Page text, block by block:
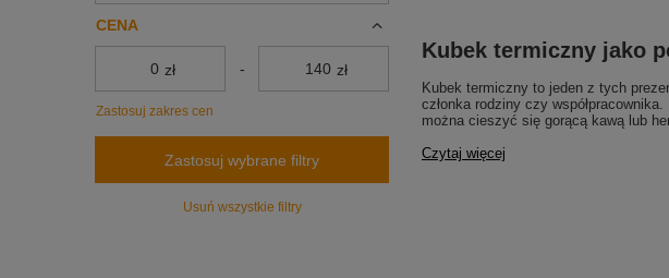
CENA
zł - zł
Zastosuj zakres cen
Zastosuj wybrane filtry
Usuń wszystkie filtry
Kubek termiczny jako
Kubek termiczny to jeden z tych
członka rodziny czy
można cieszyć się gorącą kawą lub
Czytaj więcej